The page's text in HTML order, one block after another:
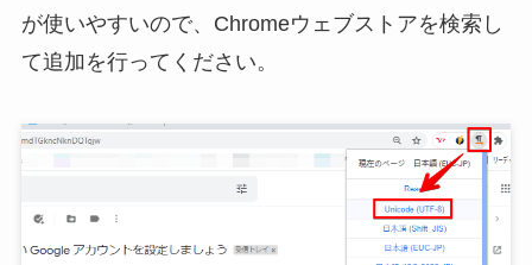
が使いやすいので、Chromeウェブストアを検索し
て追加を行ってください。